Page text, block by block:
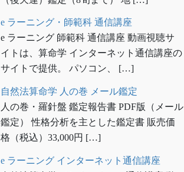
e ラーニング・師範科 通信講座
e ラーニング 師範科 通信講座 動画視聴サ
イトは、算命学 インターネット通信講座の
サイトで提供。 パソコン、 […]
自然法算命学 人の巻 メール鑑定
人の巻・羅針盤 鑑定報告書 PDF版（メール
鑑定） 性格分析を主とした鑑定書 販売価
格（税込）33,000円 […]
e ラーニング インターネット通信講座